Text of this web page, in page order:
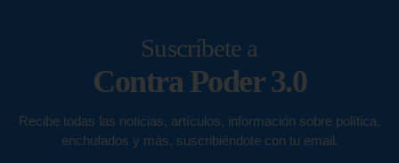
Suscríbete a
Contra Poder 3.0
Recibe todas las noticias, artículos, información sobre política,
enchufados y más, suscribiéndote con tu email.